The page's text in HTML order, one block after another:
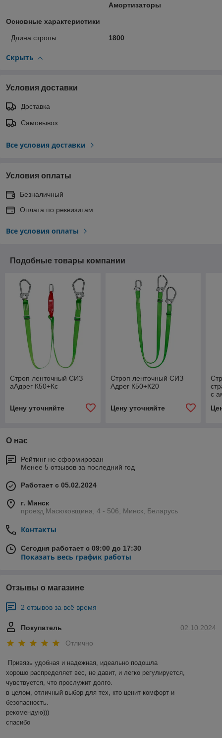
Амортизаторы
Основные характеристики
Длина стропы 1800
Скрыть
Условия доставки
Доставка
Самовывоз
Все условия доставки
Условия оплаты
Безналичный
Оплата по реквизитам
Все условия оплаты
Подобные товары компании
Строп ленточный СИЗ
аАдрег К50+Кс
Цену уточняйте
Строп ленточный СИЗ
Адрег К50+К20
Цену уточняйте
с
О нас
Рейтинг не сформирован
Менее 5 отзывов за последний год
Работает с 05.02.2024
г. Минск
проезд Масюковщина, 4 - 506, Минск, Беларусь
Контакты
Сегодня работает с 09:00 до 17:30
Показать весь график работы
Отзывы о магазине
2 отзывов за всё время
02.10.2024
Покупатель
Отлично
Привязь удобная и надежная, идеально подошла
хорошо распределяет вес, не давит, и легко регулируется,
чувствуется, что прослужит долго.
в целом, отличный выбор для тех, кто ценит комфорт и
безопасность.
рекомендую)))
спасибо